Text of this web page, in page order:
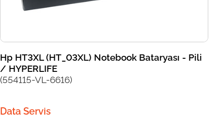
Hp HT3XL (HT_03XL) Notebook Bataryası - Pili
/ HYPERLIFE
(554115-VL-6616)
Data Servis